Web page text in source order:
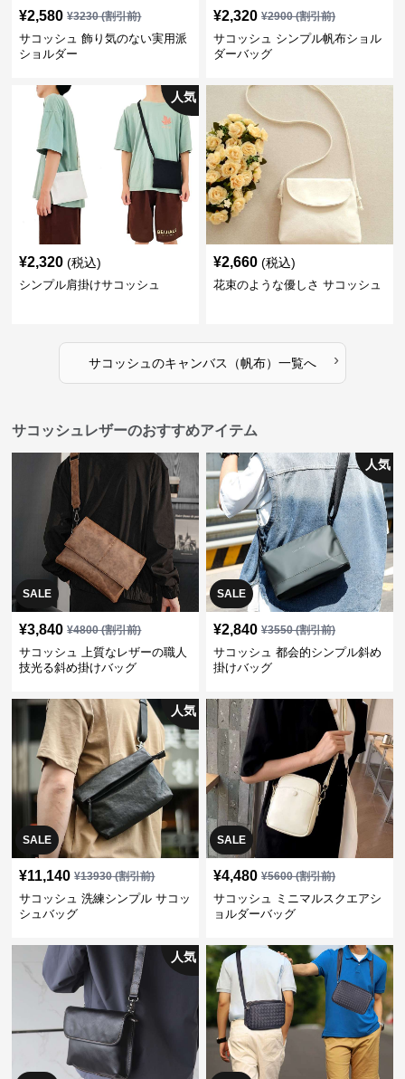
¥2,580 ¥3230(割引前)
サコッシュ 飾り気のない実用派
ショルダー
¥2,320 ¥2900(割引前)
サコッシュ シンプル帆布ショル
ダーバッグ
人気
¥2,320 (税込)
シンプル肩掛けサコッシュ
¥2,660 (税込)
花束のような優しさ サコッシュ
サコッシュのキャンバス（帆布） 一覧へ ›
サコッシュレザーのおすすめアイテム
SALE
¥3,840 ¥4800(割引前)
サコッシュ 上質なレザーの職人
技光る斜め掛けバッグ
SALE
人気
¥2,840 ¥3550(割引前)
サコッシュ 都会的シンプル斜め
掛けバッグ
SALE
人気
¥11,140 ¥13930(割引前)
サコッシュ 洗練シンプル サコッ
シュバッグ
SALE
¥4,480 ¥5600(割引前)
サコッシュ ミニマルスクエアシ
ョルダーバッグ
人気